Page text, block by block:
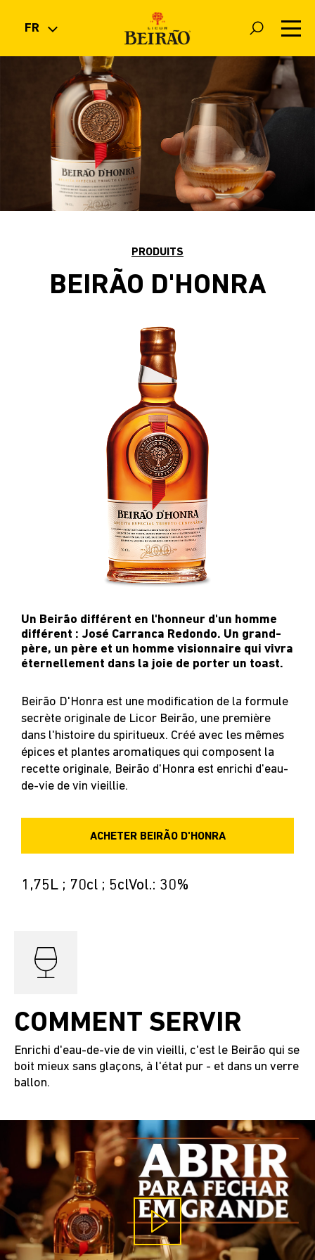
FR
BOUTIQUE
PRODUITS
COCKTAILS
LA MARQUE
CARRIÈRES
DEMANDES DE SOUTIEN
ACHETER
PRODUITS
BEIRÃO D'HONRA
Un Beirão différent en l'honneur d'un homme
différent : José Carranca Redondo. Un grand-
père, un père et un homme visionnaire qui vivra
éternellement dans la joie de porter un toast.
Beirão D'Honra est une modification de la formule
secrète originale de Licor Beirão, une première
dans l'histoire du spiritueux. Créé avec les mêmes
épices et plantes aromatiques qui composent la
recette originale, Beirão d'Honra est enrichi d'eau-
de-vie de vin vieillie.
ACHETER BEIRÃO D'HONRA
1,75L ; 70cl ; 5clVol.: 30%
COMMENT SERVIR
Enrichi d'eau-de-vie de vin vieilli, c'est le Beirão qui se
boit mieux sans glaçons, à l'état pur - et dans un verre
ballon.